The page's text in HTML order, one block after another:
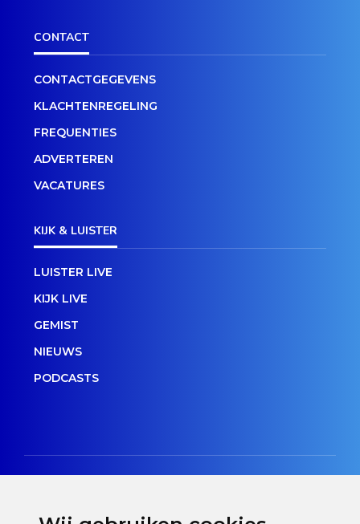
CONTACT
CONTACTGEGEVENS
KLACHTENREGELING
FREQUENTIES
ADVERTEREN
VACATURES
KIJK & LUISTER
LUISTER LIVE
KIJK LIVE
GEMIST
NIEUWS
PODCASTS